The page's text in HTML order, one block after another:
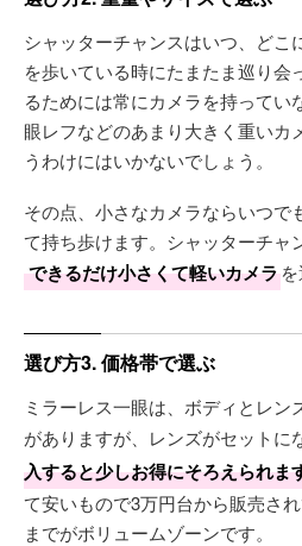
シャッターチャンスはいつ、どこ
を歩いている時にたまたま巡り会
るためには常にカメラを持ってい
眼レフなどのあまり大きく重いカ
うわけにはいかないでしょう。
その点、小さなカメラならいつで
て持ち歩けます。シャッターチャ
できるだけ小さくて軽いカメラ
選び方3. 価格帯で選ぶ
ミラーレス一眼は、ボディとレン
がありますが、レンズがセットに
入すると少しお得にそろえられま
て安いもので3万円台から販売さ
までがボリュームゾーンです。